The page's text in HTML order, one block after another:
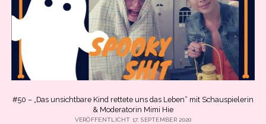
SHOP
ÜBER UNS
PRESSE
INFO Menü
öffnen
#50 – „Das unsichtbare Kind rettete uns das Leben“ mit Schauspielerin
& Moderatorin Mimi Hie
VERÖFFENTLICHT 17. SEPTEMBER 2020